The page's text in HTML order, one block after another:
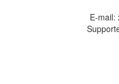
E-mail: